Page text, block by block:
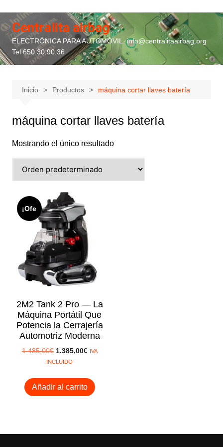
contenido
Centralita airbag
ELECTRÓNICA PARA AUTOMÓVIL. info@centralitaairbag.org
Tel 650.30.90.36
Inicio Productos máquina cortar llaves batería
máquina cortar llaves batería
Mostrando el único resultado
¡Ofe
2M2 Tank 2 Pro — La
Máquina Portátil Que
Potencia la Cerrajería
Automotriz Moderna
1.485,00€ El
precio
era:
1.385,00€El
es:
1.385,00€.
IVA
INCLUIDO
Añadir al carrito